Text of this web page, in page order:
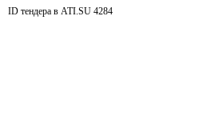
ID тендера в ATI.SU 4284